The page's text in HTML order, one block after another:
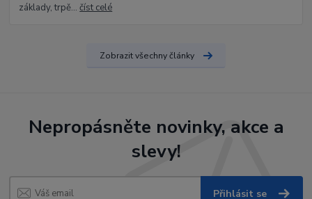
základy, trpě...číst celé
Zobrazit všechny články
Nepropásněte novinky, akce a
slevy!
Přihlásit se